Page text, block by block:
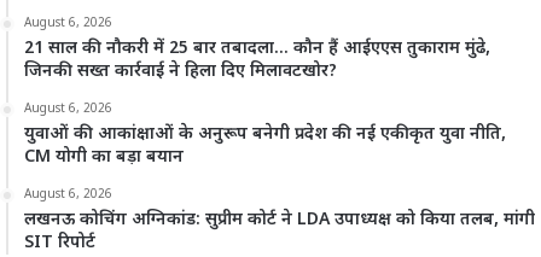
August 6, 2026
21 साल की नौकरी में 25 बार तबादला… कौन हैं आईएएस तुकाराम मुंढे,
जिनकी सख्त कार्रवाई ने हिला दिए मिलावटखोर?
August 6, 2026
युवाओं की आकांक्षाओं के अनुरूप बनेगी प्रदेश की नई एकीकृत युवा नीति,
CM योगी का बड़ा बयान
August 6, 2026
लखनऊ कोचिंग अग्निकांड: सुप्रीम कोर्ट ने LDA उपाध्यक्ष को किया तलब, मांगी
SIT रिपोर्ट